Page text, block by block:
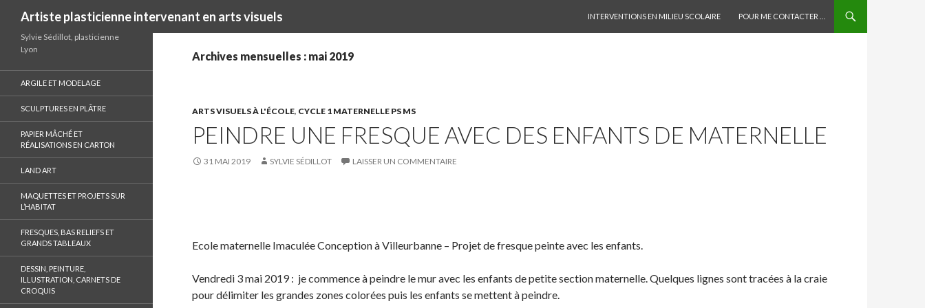
Artiste plasticienne intervenant en arts visuels
INTERVENTIONS EN MILIEU SCOLAIRE
POUR ME CONTACTER …
Archives mensuelles : mai 2019
ARTS VISUELS À L'ÉCOLE, CYCLE 1 MATERNELLE PS MS
PEINDRE UNE FRESQUE AVEC DES ENFANTS DE MATERNELLE
31 MAI 2019 SYLVIE SÉDILLOT LAISSER UN COMMENTAIRE
a
e
o
a
e
o
r
a
g
i
g
Ecole maternelle Imaculée Conception à Villeurbanne – Projet de fresque peinte avec les enfants.
Vendredi 3 mai 2019 : je commence à peindre le mur avec les enfants de petite section maternelle. Quelques lignes sont tracées à la craie
pour délimiter les grandes zones colorées puis les enfants se mettent à peindre.
Sylvie Sédillot, plasticienne
Lyon
ARGILE ET MODELAGE
SCULPTURES EN PLÂTRE
PAPIER MÂCHÉ ET
RÉALISATIONS EN CARTON
LAND ART
MAQUETTES ET PROJETS SUR
L’HABITAT
FRESQUES, BAS RELIEFS ET
GRANDS TABLEAUX
DESSIN, PEINTURE,
ILLUSTRATION, CARNETS DE
CROQUIS